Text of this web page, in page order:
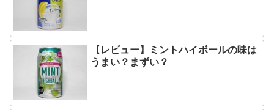
【レビュー】ミントハイボールの味は
うまい？まずい？